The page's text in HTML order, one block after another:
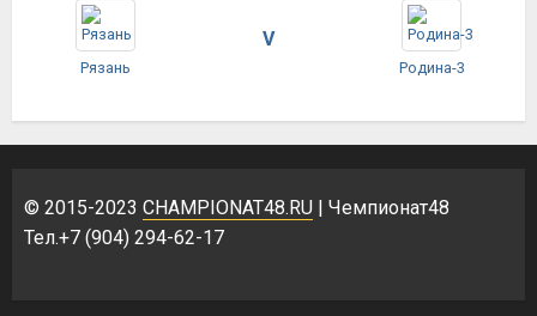
Рязань
V
Родина-3
© 2015-2023 CHAMPIONAT48.RU | Чемпионат48
Тел.+7 (904) 294-62-17